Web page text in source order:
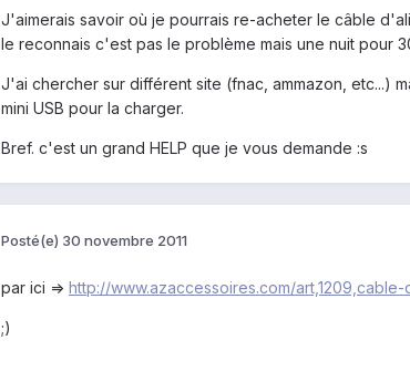
J'aimerais savoir où je pourrais re-acheter le câble
le reconnais c'est pas le problème mais une nuit pour
J'ai chercher sur différent site (fnac, ammazon, etc...)
mini USB pour la charger.
Bref. c'est un grand HELP que je vous demande :s
Posté(e) 30 novembre 2011
par ici => http://www.azaccessoires.com/
;)